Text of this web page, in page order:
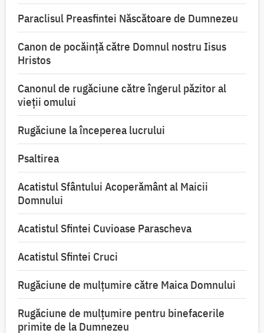
Paraclisul Preasfintei Născătoare de Dumnezeu
Canon de pocăință către Domnul nostru Iisus
Hristos
Canonul de rugăciune către îngerul păzitor al
vieții omului
Rugăciune la începerea lucrului
Psaltirea
Acatistul Sfântului Acoperământ al Maicii
Domnului
Acatistul Sfintei Cuvioase Parascheva
Acatistul Sfintei Cruci
Rugăciune de mulţumire către Maica Domnului
Rugăciune de mulțumire pentru binefacerile
primite de la Dumnezeu